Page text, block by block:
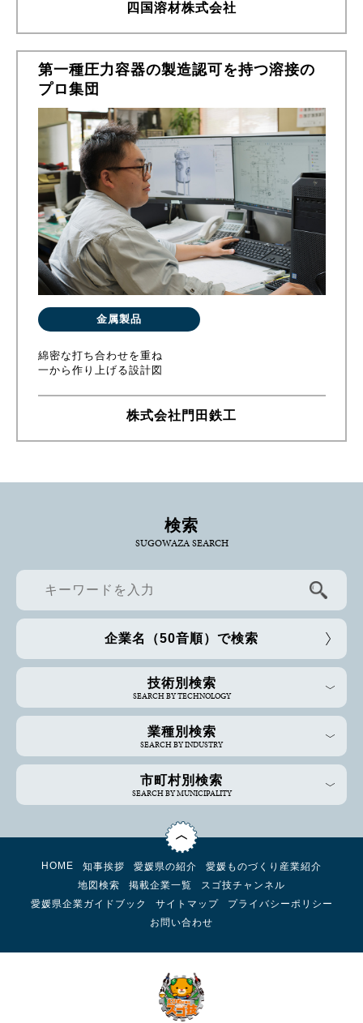
四国溶材株式会社
第一種圧力容器の製造認可を持つ溶接の
プロ集団
金属製品
綿密な打ち合わせを重ね
一から作り上げる設計図
株式会社門田鉄工
検索
SUGOWAZA SEARCH
企業名（50音順）で検索
技術別検索
SEARCH BY TECHNOLOGY
業種別検索
SEARCH BY INDUSTRY
市町村別検索
SEARCH BY MUNICIPALITY
HOME 知事挨拶 愛媛県の紹介
愛媛ものづくり産業紹介
地図検索
掲載企業一覧
スゴ技チャンネル
愛媛県企業ガイドブック
サイトマップ
プライバシーポリシー
お問い合わせ